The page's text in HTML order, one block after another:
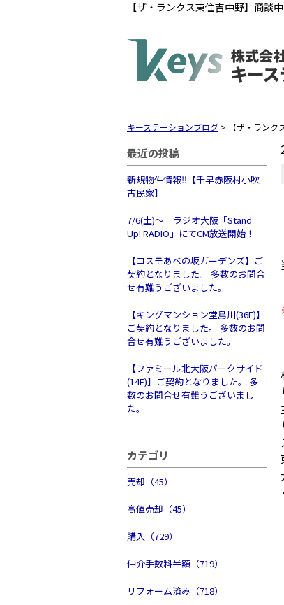
【ザ・ランクス東住吉中野】商談
キーステーションブログ > 【ザ・ランク
最近の投稿
新規物件情報‼【千早赤阪村小吹
古民家】
7/6(土)～ ラジオ大阪「Stand
Up! RADIO」にてCM放送開始！
【コスモあべの坂ガーデンズ】ご
契約となりました。 多数のお問合
せ有難うございました。
【キングマンション堂島川(36F)】
ご契約となりました。 多数のお問
合せ有難うございました。
【ファミール北大阪パークサイド
(14F)】ご契約となりました。 多
数のお問合せ有難うございまし
た。
カテゴリ
売却（45）
高値売却（45）
購入（729）
仲介手数料半額（719）
リフォーム済み（718）